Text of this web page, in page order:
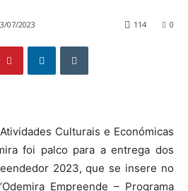
07/2023 0
114
Culturais e Económicas
foi palco para a entrega dos
2023, que se insere no
Empreende – Programa